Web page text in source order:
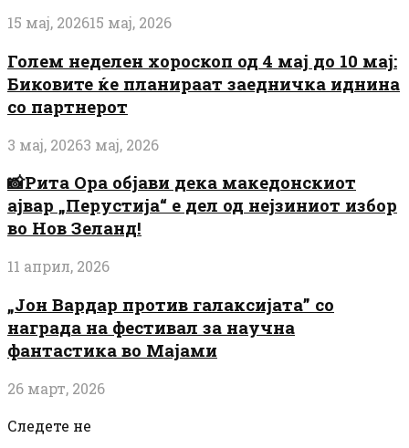
15 мај, 202615 мај, 2026
Голем неделен хороскоп од 4 мај до 10 мај:
Биковите ќе планираат заедничка иднина
со партнерот
3 мај, 20263 мај, 2026
📸Рита Ора објави дека македонскиот
ајвар „Перустија“ е дел од нејзиниот избор
во Нов Зеланд!
11 април, 2026
„Јон Вардар против галаксијата” со
награда на фестивал за научна
фантастика во Мајами
26 март, 2026
Следете не